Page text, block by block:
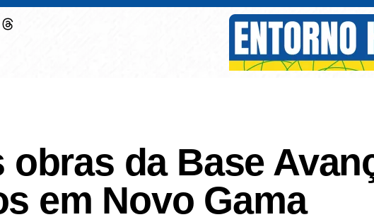
obras da Base
em Novo Gama